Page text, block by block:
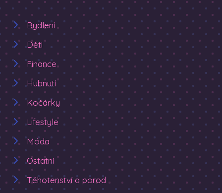
Bydlení
Děti
Finance
Hubnutí
Kočárky
Lifestyle
Móda
Ostatní
Těhotenství a porod